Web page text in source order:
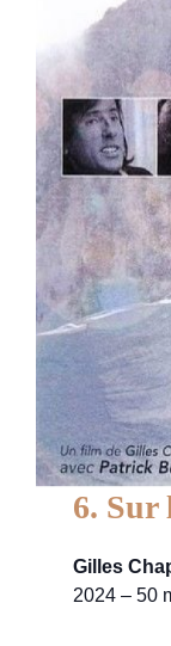
6. Sur
Gilles
2024 – 50